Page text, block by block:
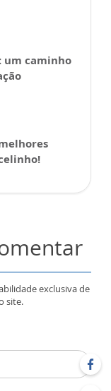
um caminho
exclusiva de
site.